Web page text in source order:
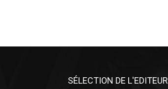
SÉLECTION DE L'EDITEUR